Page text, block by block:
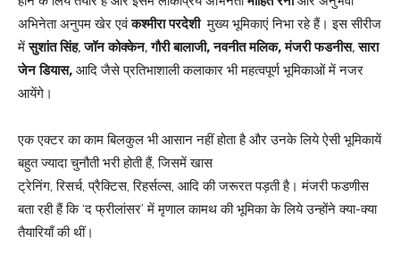
अभिनेता अनुपम खेर एवं कश्‍मीरा परदेशी मुख्‍य भूमिकाएं निभा रहे हैं। इस सीरीज
में सुशांत सिंह,जॉन कोक्‍केन,गौरी बालाजी,नवनीत मलिक,मंजरी फडनीस,सारा
जेन डियास, आदि जैसे प्रतिभाशाली कलाकार भी महत्‍वपूर्ण भूमिकाओं में नजर
आयेंगे।
एक एक्‍टर का काम बिलकुल भी आसान नहीं होता है और उनके लिये ऐसी भूमिकायें
बहुत ज्‍यादा चुनौती भरी होती हैं, जिसमें खास
ट्रेनिंग, रिसर्च, प्रैक्टिस, रिहर्सल्‍स, आदि की जरूरत पड़ती है। मंजरी फडणीस
बता रही हैं कि ‘द फ्रीलांसर’ में मृणाल कामथ की भूमिका के लिये उन्‍होंने क्‍या-क्‍या
तैयारियाँ की थीं।